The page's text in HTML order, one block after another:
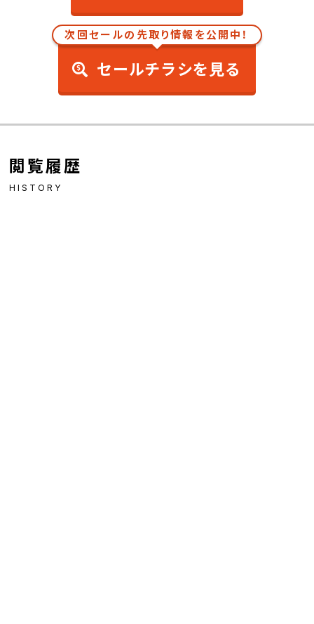
次回セールの先取り情報を公開中！
セールチラシを見る
閲覧履歴
HISTORY